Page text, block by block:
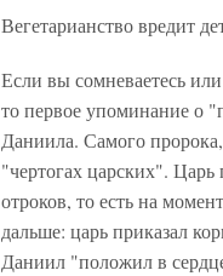
Вегетарианство вредит
Если вы сомневаетесь
то первое упоминание о
Даниила. Самого
"чертогах царских". Царь
отроков, то есть на
дальше: царь приказал
Даниил "положил в